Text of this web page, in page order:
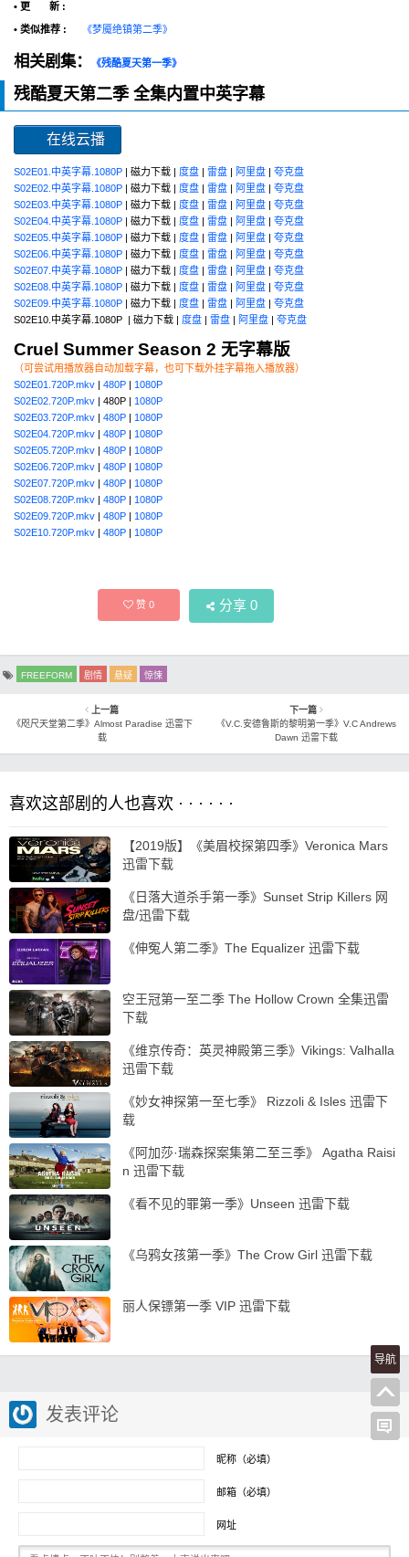
• 更 新 :
• 类似推荐 : 《梦魇绝镇第二季》
相关剧集： 《残酷夏天第一季》
残酷夏天第二季 全集内置中英字幕
在线云播
S02E01.中英字幕.1080P | 磁力下载 | 度盘 | 雷盘 | 阿里盘 | 夸克盘
S02E02.中英字幕.1080P | 磁力下载 | 度盘 | 雷盘 | 阿里盘 | 夸克盘
S02E03.中英字幕.1080P | 磁力下载 | 度盘 | 雷盘 | 阿里盘 | 夸克盘
S02E04.中英字幕.1080P | 磁力下载 | 度盘 | 雷盘 | 阿里盘 | 夸克盘
S02E05.中英字幕.1080P | 磁力下载 | 度盘 | 雷盘 | 阿里盘 | 夸克盘
S02E06.中英字幕.1080P | 磁力下载 | 度盘 | 雷盘 | 阿里盘 | 夸克盘
S02E07.中英字幕.1080P | 磁力下载 | 度盘 | 雷盘 | 阿里盘 | 夸克盘
S02E08.中英字幕.1080P | 磁力下载 | 度盘 | 雷盘 | 阿里盘 | 夸克盘
S02E09.中英字幕.1080P | 磁力下载 | 度盘 | 雷盘 | 阿里盘 | 夸克盘
S02E10.中英字幕.1080P | 磁力下载 | 度盘 | 雷盘 | 阿里盘 | 夸克盘
Cruel Summer Season 2 无字幕版
（可尝试用播放器自动加载字幕，也可下载外挂字幕拖入播放器）
S02E01.720P.mkv | 480P | 1080P
S02E02.720P.mkv | 480P | 1080P
S02E03.720P.mkv | 480P | 1080P
S02E04.720P.mkv | 480P | 1080P
S02E05.720P.mkv | 480P | 1080P
S02E06.720P.mkv | 480P | 1080P
S02E07.720P.mkv | 480P | 1080P
S02E08.720P.mkv | 480P | 1080P
S02E09.720P.mkv | 480P | 1080P
S02E10.720P.mkv | 480P | 1080P
赞0 分享 0
FREEFORM 剧情 悬疑 惊悚
上一篇
《咫尺天堂第二季》Almost Paradise 迅雷下
载
下一篇
《V.C.安德鲁斯的黎明第一季》V.C Andrews
Dawn 迅雷下载
喜欢这部剧的人也喜欢 · · · · · ·
【2019版】《美眉校探第四季》Veronica Mars
迅雷下载
《日落大道杀手第一季》Sunset Strip Killers 网
盘/迅雷下载
《伸冤人第二季》The Equalizer 迅雷下载
空王冠第一至二季 The Hollow Crown 全集迅雷
下载
《维京传奇：英灵神殿第三季》Vikings: Valhalla
迅雷下载
《妙女神探第一至七季》 Rizzoli & Isles 迅雷下
载
《阿加莎·瑞森探案集第二至三季》 Agatha Raisi
n 迅雷下载
《看不见的罪第一季》Unseen 迅雷下载
《乌鸦女孩第一季》The Crow Girl 迅雷下载
丽人保镖第一季 VIP 迅雷下载
发表评论
昵称（必填）
邮箱（必填）
网址
导航